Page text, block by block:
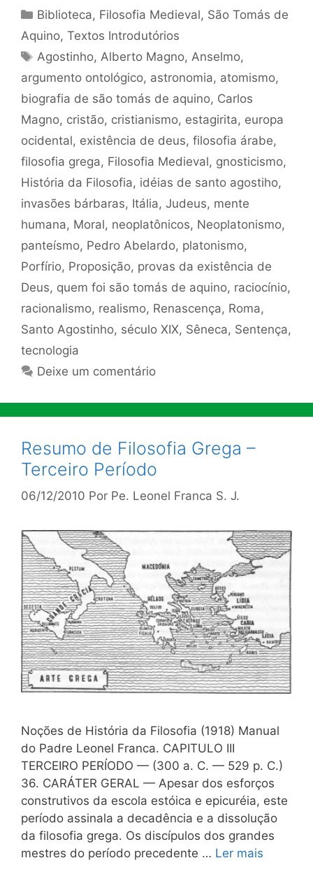
Categorias
Biblioteca, Filosofia Medieval, São Tomás de
Aquino, Textos Introdutórios
Tags
Agostinho, Alberto Magno, Anselmo,
argumento ontológico, astronomia, atomismo,
biografia de são tomás de aquino, Carlos
Magno, cristão, cristianismo, estagirita, europa
ocidental, existência de deus, filosofia árabe,
filosofia grega, Filosofia Medieval, gnosticismo,
História da Filosofia, idéias de santo agostiho,
invasões bárbaras, Itália, Judeus, mente
humana, Moral, neoplatônicos, Neoplatonismo,
panteísmo, Pedro Abelardo, platonismo,
Porfírio, Proposição, provas da existência de
Deus, quem foi são tomás de aquino, raciocínio,
racionalismo, realismo, Renascença, Roma,
Santo Agostinho, século XIX, Sêneca, Sentença,
tecnologia
Deixe um comentário
Resumo de Filosofia Grega –
Terceiro Período
06/12/2010 Por Pe. Leonel Franca S. J.
Noções de História da Filosofia (1918) Manual
do Padre Leonel Franca. CAPITULO III
TERCEIRO PERÍODO — (300 a. C. — 529 p. C.)
36. CARÁTER GERAL — Apesar dos esforços
construtivos da escola estóica e epicuréia, este
período assinala a decadência e a dissolução
da filosofia grega. Os discípulos dos grandes
mestres do período precedente … Ler mais